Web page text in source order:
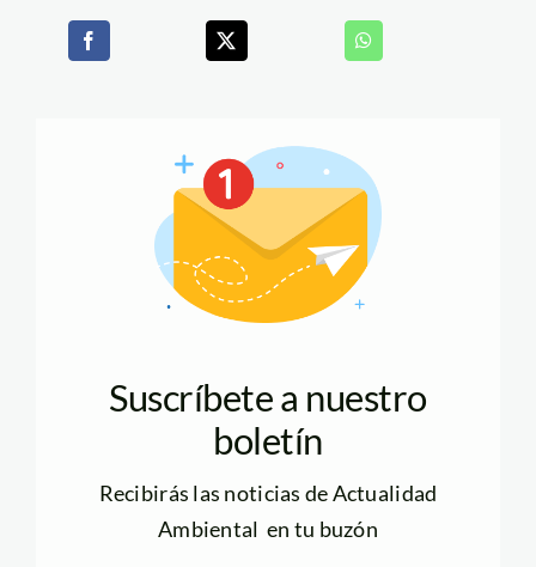
Suscríbete a nuestro
boletín
Recibirás las noticias de Actualidad
Ambiental en tu buzón